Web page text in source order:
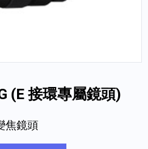
(E 接環專屬鏡頭)
焦鏡頭